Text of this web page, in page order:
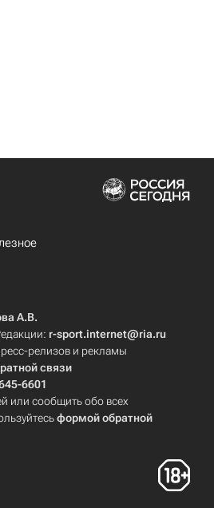
А.В.
r-sport.internet@ria.ru
релизов и рекламы
связи
6601
или сообщить обо всех
формой обратной